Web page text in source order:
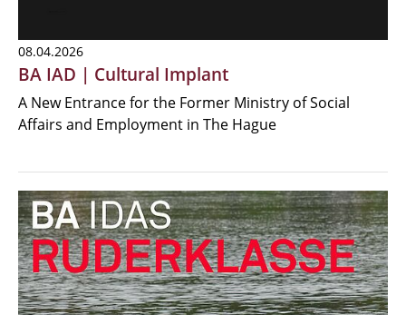
08.04.2026
BA IAD | Cultural Implant
A New Entrance for the Former Ministry of Social
Affairs and Employment in The Hague